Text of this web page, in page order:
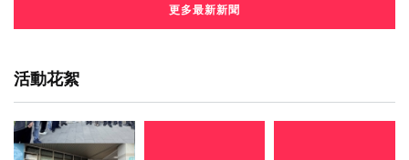
更多最新新聞
活動花絮